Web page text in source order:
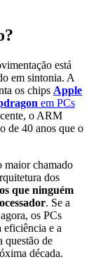
está
em sintonia. A
os chips Apple
em PCs
o ARM
de 40 anos que o
maior chamado
dos
que ninguém
. Se a
os PCs
e a
questão de
década.